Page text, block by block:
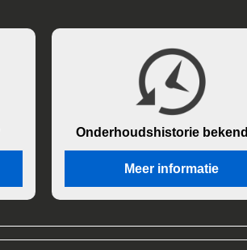
Onderhoudshistorie bekend
Meer informatie